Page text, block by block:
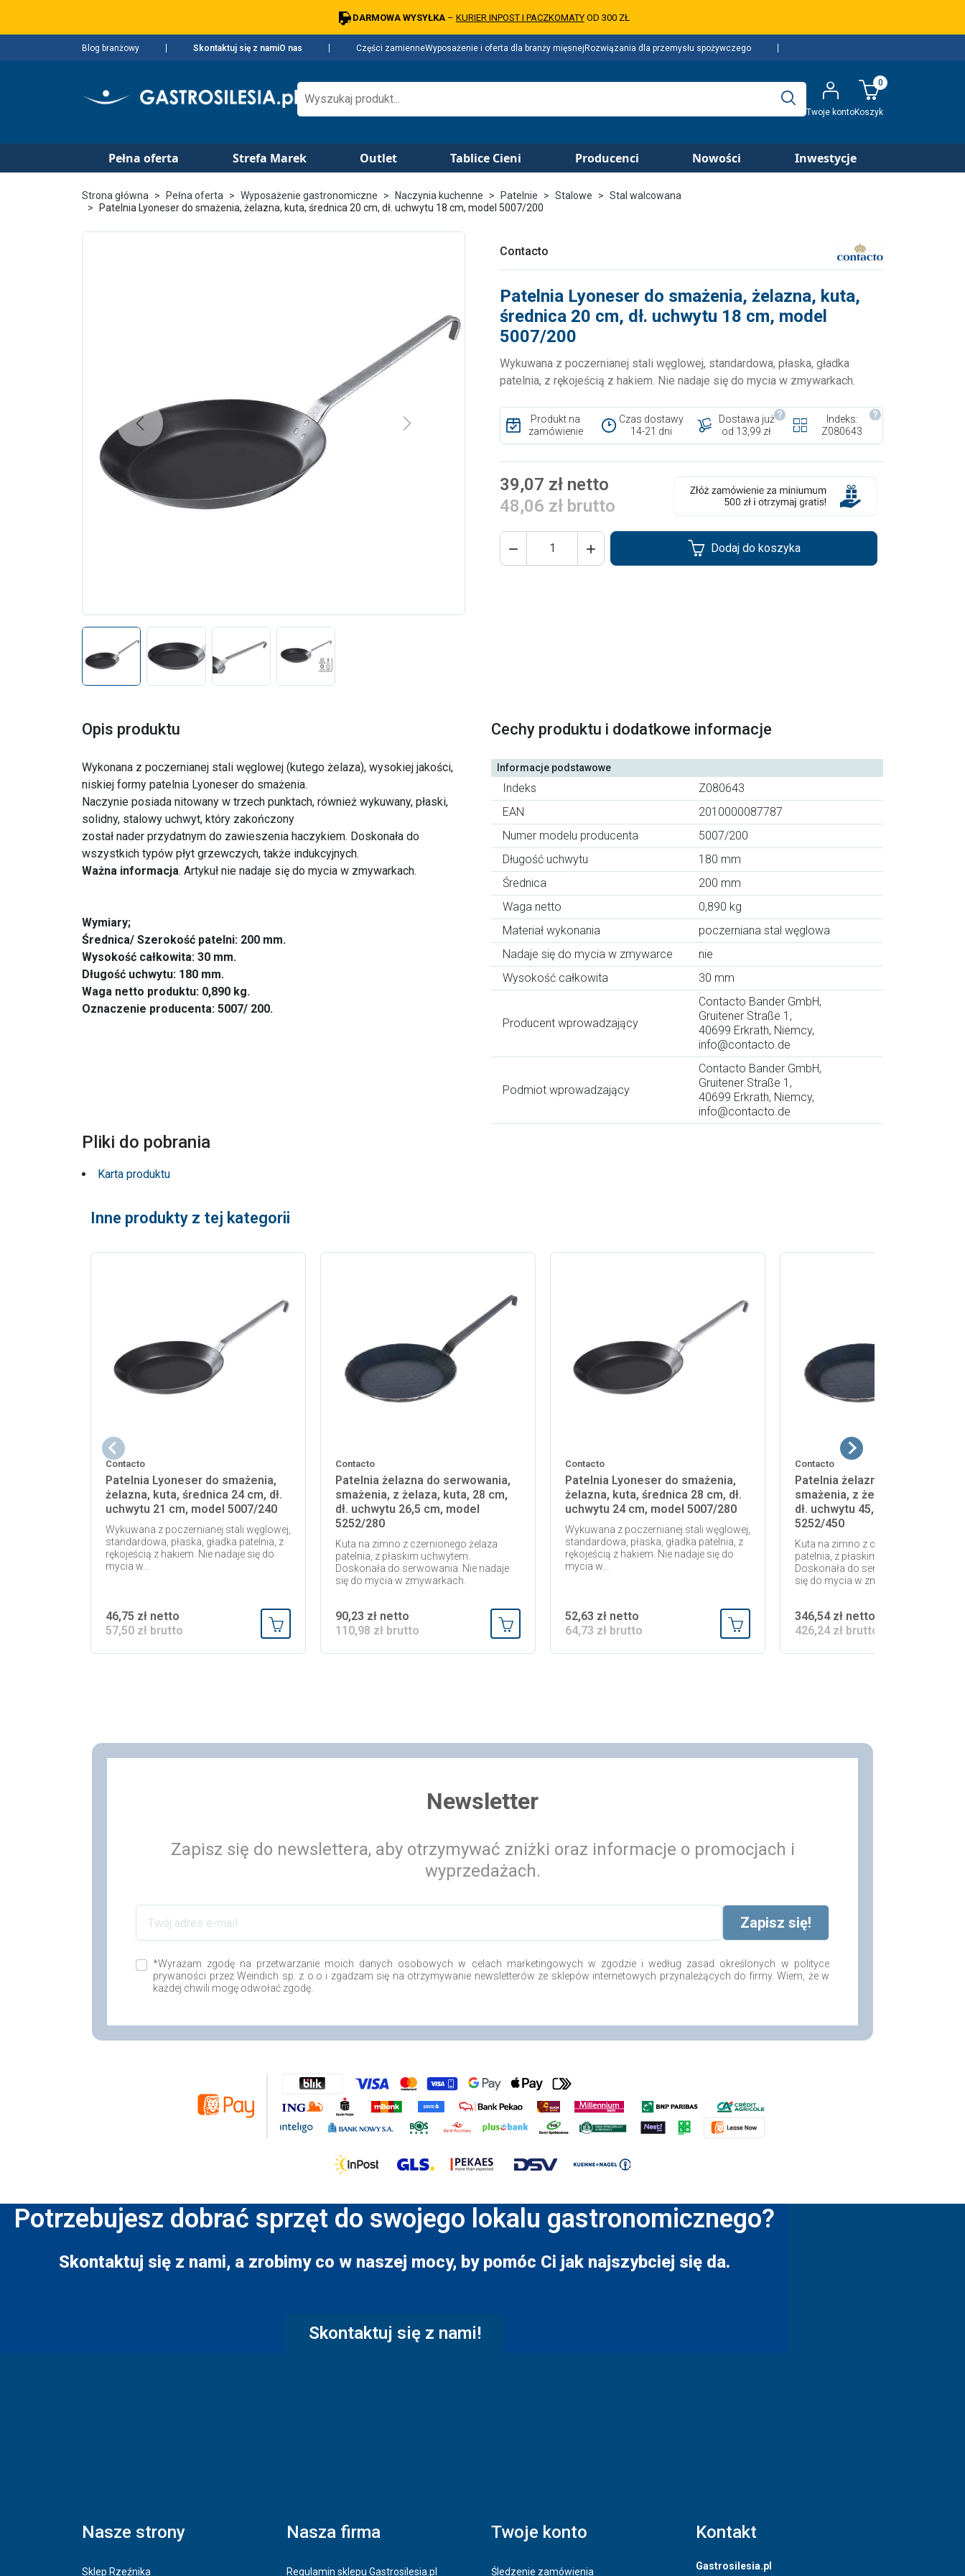
DARMOWA WYSYŁKA – KURIER INPOST I PACZKOMATY OD 300 ZŁ
Blog branżowy Skontaktuj się z namiO nas Części zamienneWyposażenie i oferta dla branży mięsnejRozwiązania dla przemysłu spożywczego
Twoje kontoKoszyk
0
Pełna oferta Strefa Marek Outlet Tablice Cieni Producenci Nowości Inwestycje
Strona główna Pełna oferta Wyposażenie gastronomiczne Naczynia kuchenne Patelnie Stalowe
Stal walcowana
Patelnia Lyoneser do smażenia, żelazna, kuta, średnica 20 cm, dł. uchwytu 18 cm, model 5007/200
Previous Next
Contacto
Patelnia Lyoneser do smażenia, żelazna, kuta,
średnica 20 cm, dł. uchwytu 18 cm, model
5007/200
Wykuwana z poczernianej stali węglowej, standardowa, płaska, gładka
patelnia, z rękojeścią z hakiem. Nie nadaje się do mycia w zmywarkach.
Produkt na
zamówienie
Czas dostawy
14-21 dni
Dostawa już
od 13,99 zł
Indeks:
Z080643
39,07 zł netto
48,06 zł brutto
  Dodaj do koszyka
Opis produktu
Wykonana z poczernianej stali węglowej (kutego żelaza), wysokiej jakości,
niskiej formy patelnia Lyoneser do smażenia.
Naczynie posiada nitowany w trzech punktach, również wykuwany, płaski,
solidny, stalowy uchwyt, który zakończony
został nader przydatnym do zawieszenia haczykiem. Doskonała do
wszystkich typów płyt grzewczych, także indukcyjnych.
Ważna informacja. Artykuł nie nadaje się do mycia w zmywarkach.
Wymiary;
Średnica/ Szerokość patelni: 200 mm.
Wysokość całkowita: 30 mm.
Długość uchwytu: 180 mm.
Waga netto produktu: 0,890 kg.
Oznaczenie producenta: 5007/ 200.
Cechy produktu i dodatkowe informacje
Informacje podstawowe
Indeks
Z080643
EAN
2010000087787
Numer modelu producenta
5007/200
Długość uchwytu
180 mm
Średnica
200 mm
Waga netto
0,890 kg
Materiał wykonania
poczerniana stal węglowa
Nadaje się do mycia w zmywarce
nie
Wysokość całkowita
30 mm
Producent wprowadzający
Contacto Bander GmbH,
Gruitener Straße 1,
40699 Erkrath, Niemcy,
info@contacto.de
Podmiot wprowadzający
Contacto Bander GmbH,
Gruitener Straße 1,
40699 Erkrath, Niemcy,
info@contacto.de
Pliki do pobrania
Karta produktu
Inne produkty z tej kategorii
Contacto
Patelnia Lyoneser do smażenia,
żelazna, kuta, średnica 24 cm, dł.
uchwytu 21 cm, model 5007/240
Wykuwana z poczernianej stali węglowej,
standardowa, płaska, gładka patelnia, z
rękojeścią z hakiem. Nie nadaje się do
mycia w...
46,75 zł netto
57,50 zł brutto
Contacto
Patelnia żelazna do serwowania,
smażenia, z żelaza, kuta, 28 cm,
dł. uchwytu 26,5 cm, model
5252/280
Kuta na zimno z czernionego żelaza
patelnia, z płaskim uchwytem.
Doskonała do serwowania. Nie nadaje
się do mycia w zmywarkach.
90,23 zł netto
110,98 zł brutto
Contacto
Patelnia Lyoneser do smażenia,
żelazna, kuta, średnica 28 cm, dł.
uchwytu 24 cm, model 5007/280
Wykuwana z poczernianej stali węglowej,
standardowa, płaska, gładka patelnia, z
rękojeścią z hakiem. Nie nadaje się do
mycia w...
52,63 zł netto
64,73 zł brutto
Contacto
Patelnia żelazna do
smażenia, z żelaza, kuta, 45
dł. uchwytu 45,5 cm, model
5252/450
Kuta na zimno z czernionego żelaza
patelnia, z płaskim uchwytem.
Doskonała do serwowania. Nie
się do mycia w zmywarkach.
346,54 zł netto
426,24 zł brutto
Newsletter
Zapisz się do newslettera, aby otrzymywać zniżki oraz informacje o promocjach i
wyprzedażach.
*Wyrażam zgodę na przetwarzanie moich danych osobowych w celach marketingowych w zgodzie i według zasad określonych w polityce
prywaności przez Weindich sp. z o.o i zgadzam się na otrzymywanie newsletterów ze sklepów internetowych przynależących do firmy. Wiem, że w
każdej chwili mogę odwołać zgodę.
Potrzebujesz dobrać sprzęt do swojego lokalu gastronomicznego?
Skontaktuj się z nami, a zrobimy co w naszej mocy, by pomóc Ci jak najszybciej się da.
Skontaktuj się z nami!
Nasze strony
Sklep Rzeźnika
Nasza firma
Regulamin sklepu Gastrosilesia.pl
Twoje konto
Śledzenie zamówienia
Kontakt
Gastrosilesia.pl